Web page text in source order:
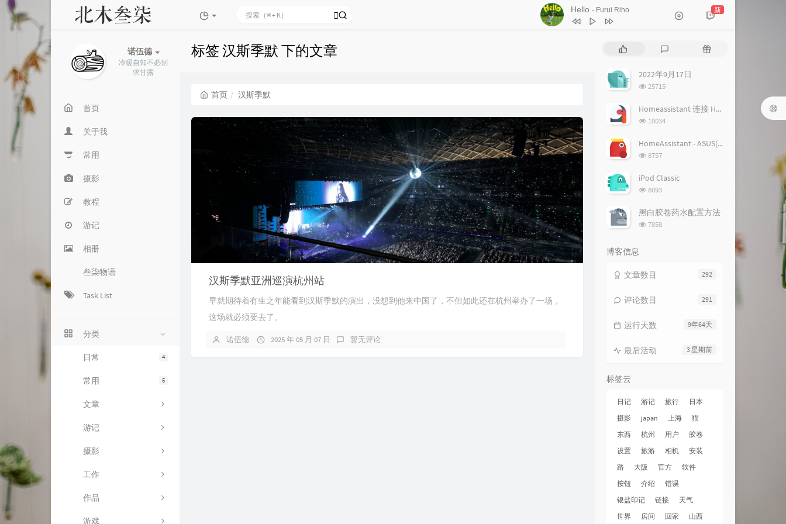
Hello - Furui Riho 新
诺伍德
冷暖自知不必别
求甘露
首页
关于我
常用
摄影
教程
游记
相册
叁柒物语
Task List
分类
4
日常
5
常用
文章
游记
摄影
工作
作品
游戏
标签 汉斯季默 下的文章
首页 汉斯季默
汉斯季默亚洲巡演杭州站
早就期待着有生之年能看到汉斯季默的演出，没想到他来中国了，不但如此还在杭州举办了一场，
这场就必须要去了。
诺伍德 2025 年 05 月 07 日 暂无评论
章
评
随
2022年9月17日
浏
次
25715
Homeassistant 连接 Homekit 方法
浏
次
10034
HomeAssistant - ASUS(梅林) 路由追踪设置
浏
次
8757
iPod Classic
浏
次
数:
8093
黑白胶卷药水配置方法
浏
7858
博客信息
292
文章数目
291
评论数目
9年64天
运行天数
3 星期前
最后活动
标签云
日记 游记 旅行
日本
摄影
japan 上海
猫
东西
杭州 用户
胶卷
设置
旅游 相机
安装
路
大阪 官方
软件
按钮
介绍
错误
银盐印记
链接
天气
世界
房间 回家 山西